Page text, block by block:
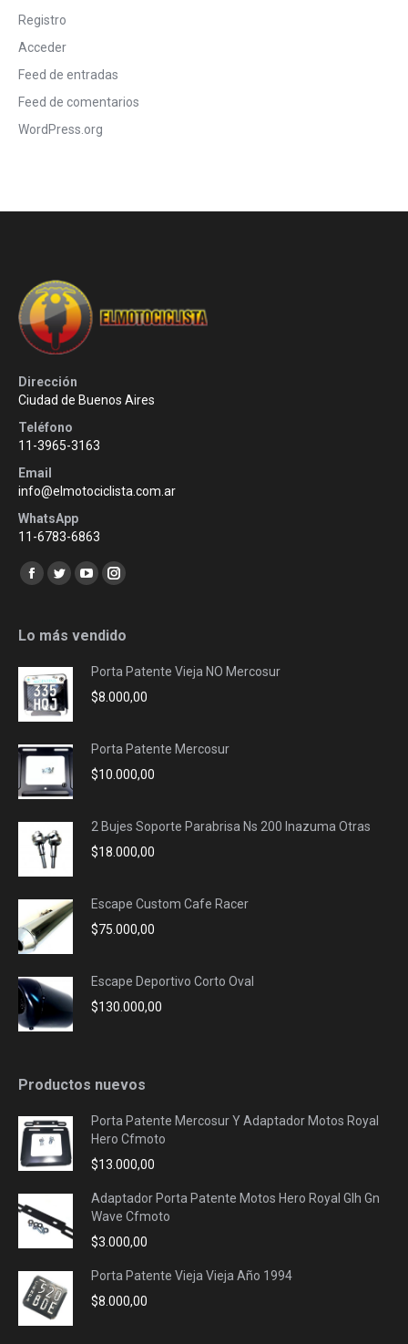
Registro
Acceder
Feed de entradas
Feed de comentarios
WordPress.org
Dirección
Ciudad de Buenos Aires
Teléfono
11-3965-3163
Email
info@elmotociclista.com.ar
WhatsApp
11-6783-6863
Encuéntranos en:
Facebook
opens
new
window
Twitter
opens
new
window
YouTube
opens
new
window
Instagram
opens
new
window
Lo más vendido
Porta Patente Vieja NO Mercosur
$8.000,00
Porta Patente Mercosur
$10.000,00
2 Bujes Soporte Parabrisa Ns 200 Inazuma Otras
$18.000,00
Escape Custom Cafe Racer
$75.000,00
Escape Deportivo Corto Oval
$130.000,00
Productos nuevos
Porta Patente Mercosur Y Adaptador Motos Royal
Hero Cfmoto
$13.000,00
Adaptador Porta Patente Motos Hero Royal Glh Gn
Wave Cfmoto
$3.000,00
Porta Patente Vieja Vieja Año 1994
$8.000,00